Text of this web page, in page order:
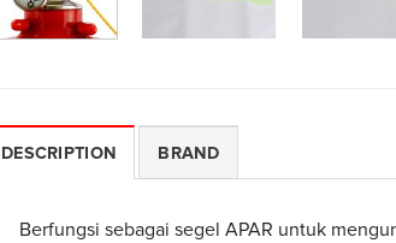
DESCRIPTION BRAND
Berfungsi sebagai segel APAR untuk